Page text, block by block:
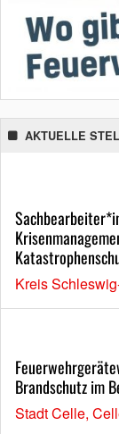
AKTUELLE
Kreis
Brandschutz im
Stadt Celle,